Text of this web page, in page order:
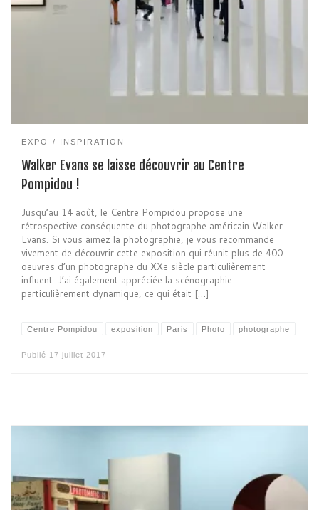
EXPO INSPIRATION
Walker Evans se laisse découvrir au Centre
Pompidou !
Jusqu’au 14 août, le Centre Pompidou propose une
rétrospective conséquente du photographe américain Walker
Evans. Si vous aimez la photographie, je vous recommande
vivement de découvrir cette exposition qui réunit plus de 400
oeuvres d’un photographe du XXe siècle particulièrement
influent. J’ai également appréciée la scénographie
particulièrement dynamique, ce qui était […]
Centre Pompidou exposition Paris Photo photographe
Publié 17 juillet 2017